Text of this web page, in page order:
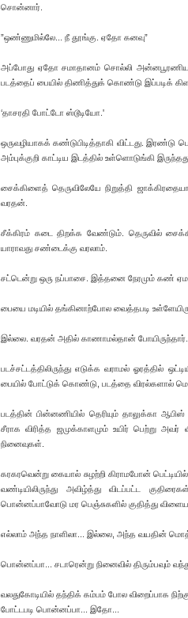
சொன்னார்.
”ஒண்ணுமில்லே... நீ தூங்கு. ஏதோ கனவு”
அப்போது ஏதோ சமாதானம் சொல்லி
படத்தைப் பையில் திணித்துக் கொண்டு இப்படிக்
‘தாசரதி போட்டோ ஸ்டூடியோ.'
ஒருவழியாகக் கண்டுபிடித்தாகி விட்டது.
அம்புக்குறி காட்டிய இடத்தில் உள்ளொடுங்கி
சைக்கிளைத் தெருவிலேயே நிறுத்தி
வரதன்.
சீக்கிரம் கடை திறக்க வேண்டும். தெருவில்
யாராவது சண்டைக்கு வரலாம்.
சட்டென்று ஒரு நப்பாசை. இத்தனை நேரமும் கண்
பையை மடியில் தங்கினாற்போல வைத்தபடி
இல்லை. வரதன் அதில் காணாமல்தான் போயிருந்தார்.
படச்சட்டத்திலிருந்து எடுக்க வராமல் ஓரத்தில்
பையில் போட்டுக் கொண்டு, படத்தை விரல்களால்
படத்தின் பின்னணியில் தெரியும் தாலுக்கா ஆபிஸ்
சீராக விரித்த ஜமுக்காளமும் உயிர் பெற்று
நினைவுகள்.
கரகரவென்று கையால் சுழற்றி கிராமபோன்
வண்டியிலிருந்து அவிழ்த்து விடப்பட்ட
பொன்னப்பாவோடு மர பெஞ்சுகளில் குதித்து
எல்லாம் அந்த நாளிலா... இல்லை, அந்த வயதின்
பொன்னப்பா... சடாரென்று நினைவில் திரும்பவும்
வலதுகோடியில் தந்திக் கம்பம் போல விறைப்பாக
போட்டபடி பொன்னப்பா... இதோ...